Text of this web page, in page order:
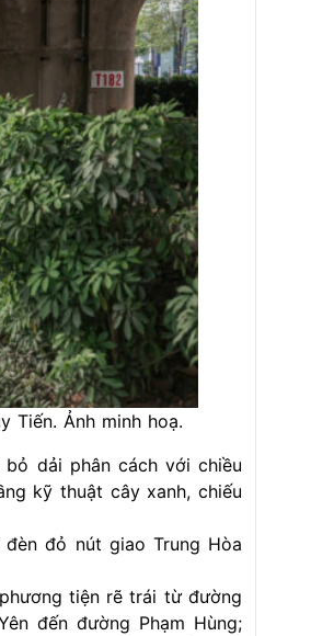
Tiến. Ảnh minh hoạ.
dải phân cách với chiều
kỹ thuật cây xanh, chiếu
đỏ nút giao Trung Hòa
tiện rẽ trái từ đường
đến đường Phạm Hùng;